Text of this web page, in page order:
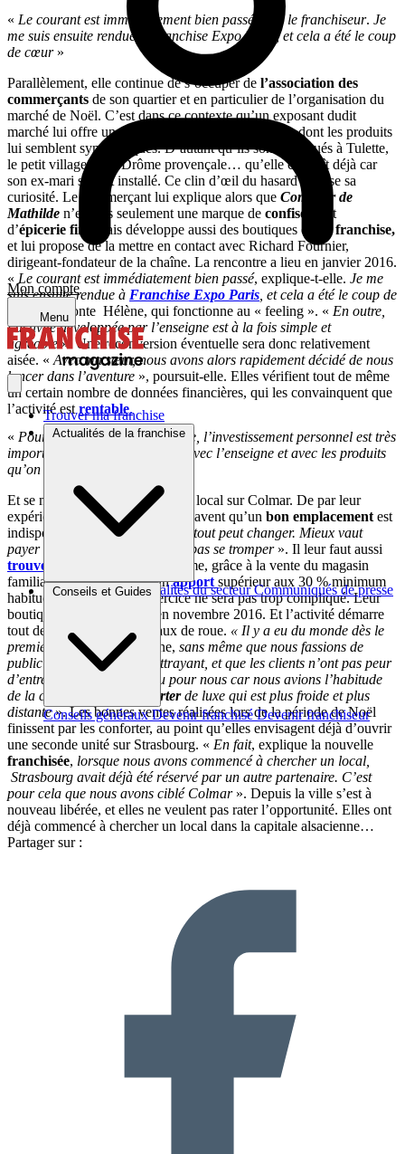
Mon compte
Menu
Trouver ma franchise
Actualités de la franchise
Brèves et actus Actualités du secteur Communiqués de presse
Conseils et Guides
Conseils généraux Devenir franchisé Devenir franchiseur
« Le courant est immédiatement bien passé avec le franchiseur. Je
me suis ensuite rendue à Franchise Expo Paris, et cela a été le coup
de cœur»
Parallèlement, elle continue de s’occuper de l’association des
commerçants de son quartier et en particulier de l’organisation du
marché de Noël. C’est dans ce contexte qu’un exposant dudit
marché lui offre un cadeau
Comptoir de Mathilde, dont les produits
lui semblent sympathiques. D’autant qu’ils sont fabriqués à Tulette,
le petit village de la Drôme provençale… qu’elle connaît déjà car
son ex-mari s’y est installé. Ce clin d’œil du hasard aiguise sa
curiosité. Le commerçant lui explique alors que Comptoir de
Mathilde n’est pas seulement une marque de confiserie
et
d’épicerie fine mais développe aussi des boutiques de enfranchise,
et lui propose de la mettre en contact avec Richard Fournier,
dirigeant-fondateur de la chaîne. La rencontre a lieu en janvier 2016.
« Le courant est immédiatement bien passé, explique-t-elle. Je me
suis ensuite rendue à Franchise Expo Paris , et cela a été le coup de
», raconte Hélène, qui fonctionne au « feeling ». « En outre,
l’activité développée par l’enseigne est à la fois simple et
agréable ». Une reconversion éventuelle sera donc relativement
aisée. « Avec ma sœur, nous avons alors rapidement décidé de nous
lancer dans l’aventure », poursuit-elle. Elles vérifient tout de même
un certain nombre de données financières, qui les convainquent que
l’activité est rentable.
« Pour réussir dans le commerce, l’investissement personnel est très
important. Il faut être en phase avec l’enseigne et avec les produits
qu’on va vendre
Et se mettent à la recherche d’un local sur Colmar. De par leur
expérience du commerce , elles savent qu’un bon emplacement est
indispensable. «
A une rue près, tout peut changer. Mieux vaut
payer un peu plus cher mais ne pas se tromper». Il leur faut aussi
trouver un financement
: comme, grâce à la vente du magasin
familial, elles disposent d’unapport supérieur aux 30 % minimum
habituellement requis, l’exercice ne sera pas trop compliqué. Leur
boutique ouvre ses portes en novembre 2016. Et l’activité démarre
tout de suite sur des chapeaux de roue. « Il y a eu du monde dès le
premier jour, raconte Hélène, sans même que nous fassions de
publicité ; le magasin est attrayant, et que les clients n’ont pas peur
d’entrer. Cela était nouveau pour nous car nous avions l’habitude
de la clientèle du
prêt à-porterde luxe qui est plus froide et plus
distante». Les bonnes ventes réalisées lors de la période de Noël
finissent par les conforter, au point qu’elles envisagent déjà d’ouvrir
une seconde unité sur Strasbourg. « En fait, explique la nouvelle
franchisée, lorsque nous avons commencé à chercher un local,
Strasbourg avait déjà été réservé par un autre partenaire. C’est
pour cela que nous avons ciblé Colmar». Depuis la ville s’est à
nouveau libérée, et elles ne veulent pas rater l’opportunité. Elles ont
déjà commencé à chercher un local dans la capitale alsacienne…
Partager sur :